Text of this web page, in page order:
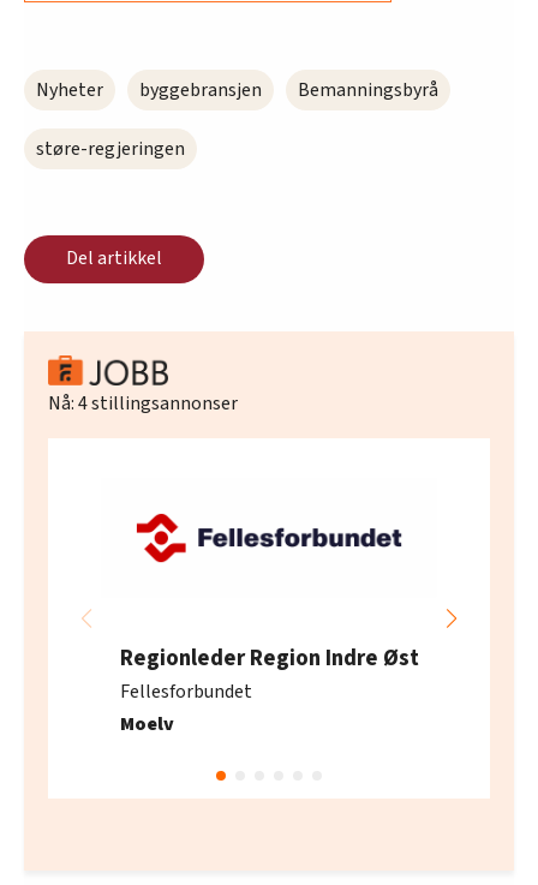
Nyheter byggebransjen Bemanningsbyrå
støre-regjeringen
Del artikkel
Nå:4stillingsannonser
Regionleder Region Indre Øst
Fellesforbundet
Moelv